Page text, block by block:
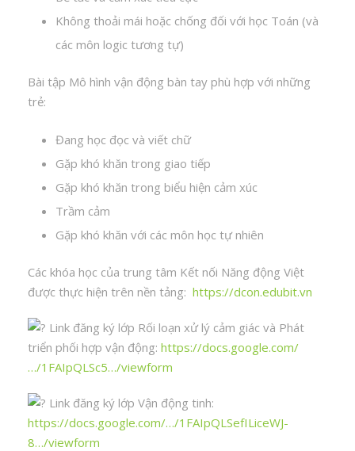
Không thoải mái hoặc chống đối với học Toán (và
các môn logic tương tự)
Bài tập Mô hình vận động bàn tay phù hợp với những
trẻ:
Đang học đọc và viết chữ
Gặp khó khăn trong giao tiếp
Gặp khó khăn trong biểu hiện cảm xúc
Trầm cảm
Gặp khó khăn với các môn học tự nhiên
Các khóa học của trung tâm Kết nối Năng động Việt
được thực hiện trên nền tảng: https://dcon.edubit.vn
Link đăng ký lớp Rối loạn xử lý cảm giác và Phát
triển phối hợp vận động: https://docs.google.com/
…/1FAIpQLSc5…/viewform
Link đăng ký lớp Vận động tinh:
https://docs.google.com/…/1FAIpQLSefILiceWJ-
8…/viewform